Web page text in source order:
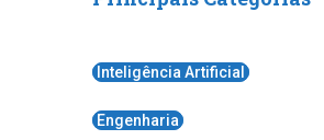
Inteligência Artificial
Engenharia